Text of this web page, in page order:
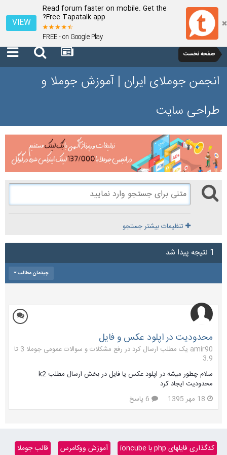
Read forum faster on mobile. Get the
Free Tapatalk app?
FREE - on Google Play
VIEW
صفحه نخست
انجمن جوملای ایران | آموزش جوملا و
طراحی سایت
تنظیمات بیشتر جستجو
1 نتیجه پیدا شد
چیدمان مطالب
محدودیت در اپلود عکس و فایل
amir90 یک مطلب ارسال کرد در
رفع مشکلات و سوالات عمومی جوملا 3 تا
3.9
سلام چطور میشه در اپلود عکس یا فایل در بخش ارسال مطلب k2
محدودیت ایجاد کرد
18 مهر 1395
کدگذاری فایلهای php با ioncube آموزش ووکامرس قالب جوملا